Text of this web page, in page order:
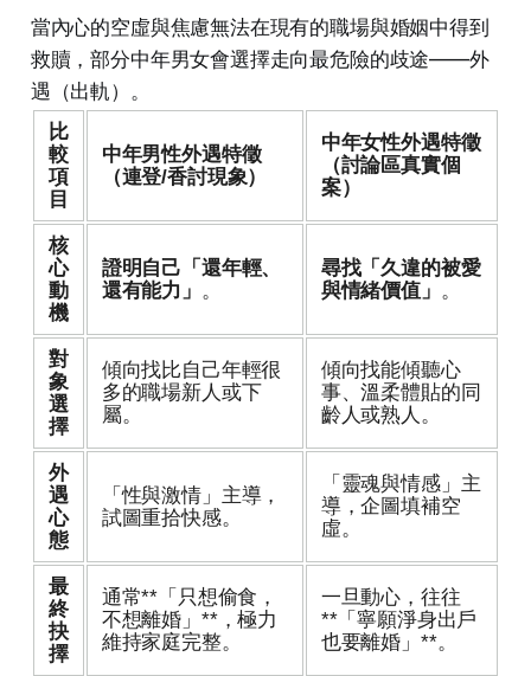
當內心的空虛與焦慮無法在現有的職場與婚姻中得到
救贖，部分中年男女會選擇走向最危險的歧途——外
遇（出軌）。
比
較
項
目
中年男性外遇特徵
（連登/香討現象）
中年女性外遇特徵
（討論區真實個
案）
核
心
動
機
證明自己「還年輕、
還有能力」 。
尋找「久違的被愛
與情緒價值」 。
對
象
選
擇
傾向找比自己年輕很
多的職場新人或下
屬。
傾向找能傾聽心
事、溫柔體貼的同
齡人或熟人。
外
遇
心
態
「性與激情」主導，
試圖重拾快感。
「靈魂與情感」主
導，企圖填補空
虛。
最
終
抉
擇
通常**「只想偷食，
不想離婚」**，極力
維持家庭完整。
一旦動心，往往
**「寧願淨身出戶
也要離婚」**。